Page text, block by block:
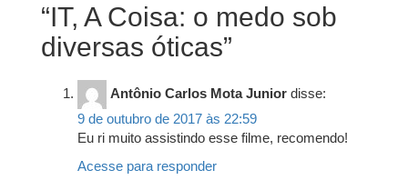
“IT, A Coisa: o medo sob
diversas óticas”
Antônio Carlos Mota Junior disse:
9 de outubro de 2017 às 22:59
Eu ri muito assistindo esse filme, recomendo!
Acesse para responder